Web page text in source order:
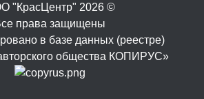
"КрасЦентр" 2026 ©
права защищены
в базе данных (реестре)
общества КОПИРУС»